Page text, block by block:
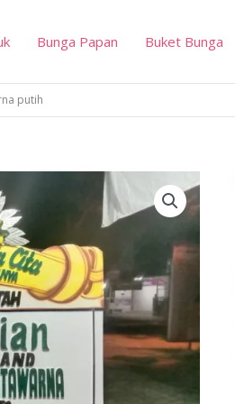
Bunga Papan Buket Bunga
putih